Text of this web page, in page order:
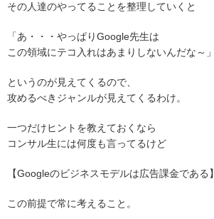
その人達のやってることを整理していくと
「あ・・・やっぱりGoogle先生は
この領域にテコ入れはあまりしないんだな～」
というのが見えてくるので、
攻めるべきジャンルが見えてくるわけ。
一つだけヒントを教えておくなら
コンサル生には何度も言ってるけど
【Googleのビジネスモデルは広告課金である】
この前提で常に考えること。